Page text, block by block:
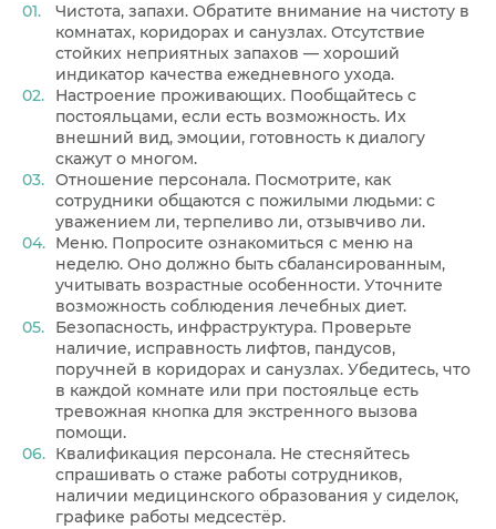
Чистота, запахи. Обратите внимание на чистоту в
комнатах, коридорах и санузлах. Отсутствие
стойких неприятных запахов — хороший
индикатор качества ежедневного ухода.
Настроение проживающих. Пообщайтесь с
постояльцами, если есть возможность. Их
внешний вид, эмоции, готовность к диалогу
скажут о многом.
Отношение персонала. Посмотрите, как
сотрудники общаются с пожилыми людьми: с
уважением ли, терпеливо ли, отзывчиво ли.
Меню. Попросите ознакомиться с меню на
неделю. Оно должно быть сбалансированным,
учитывать возрастные особенности. Уточните
возможность соблюдения лечебных диет.
Безопасность, инфраструктура. Проверьте
наличие, исправность лифтов, пандусов,
поручней в коридорах и санузлах. Убедитесь, что
в каждой комнате или при постояльце есть
тревожная кнопка для экстренного вызова
помощи.
Квалификация персонала. Не стесняйтесь
спрашивать о стаже работы сотрудников,
наличии медицинского образования у сиделок,
графике работы медсестёр.